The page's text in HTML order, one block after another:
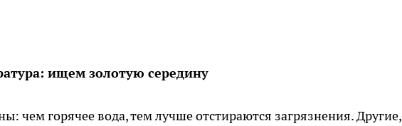
ищем золотую середину
чем горячее вода, тем лучше отстираются загрязнения. Другие,